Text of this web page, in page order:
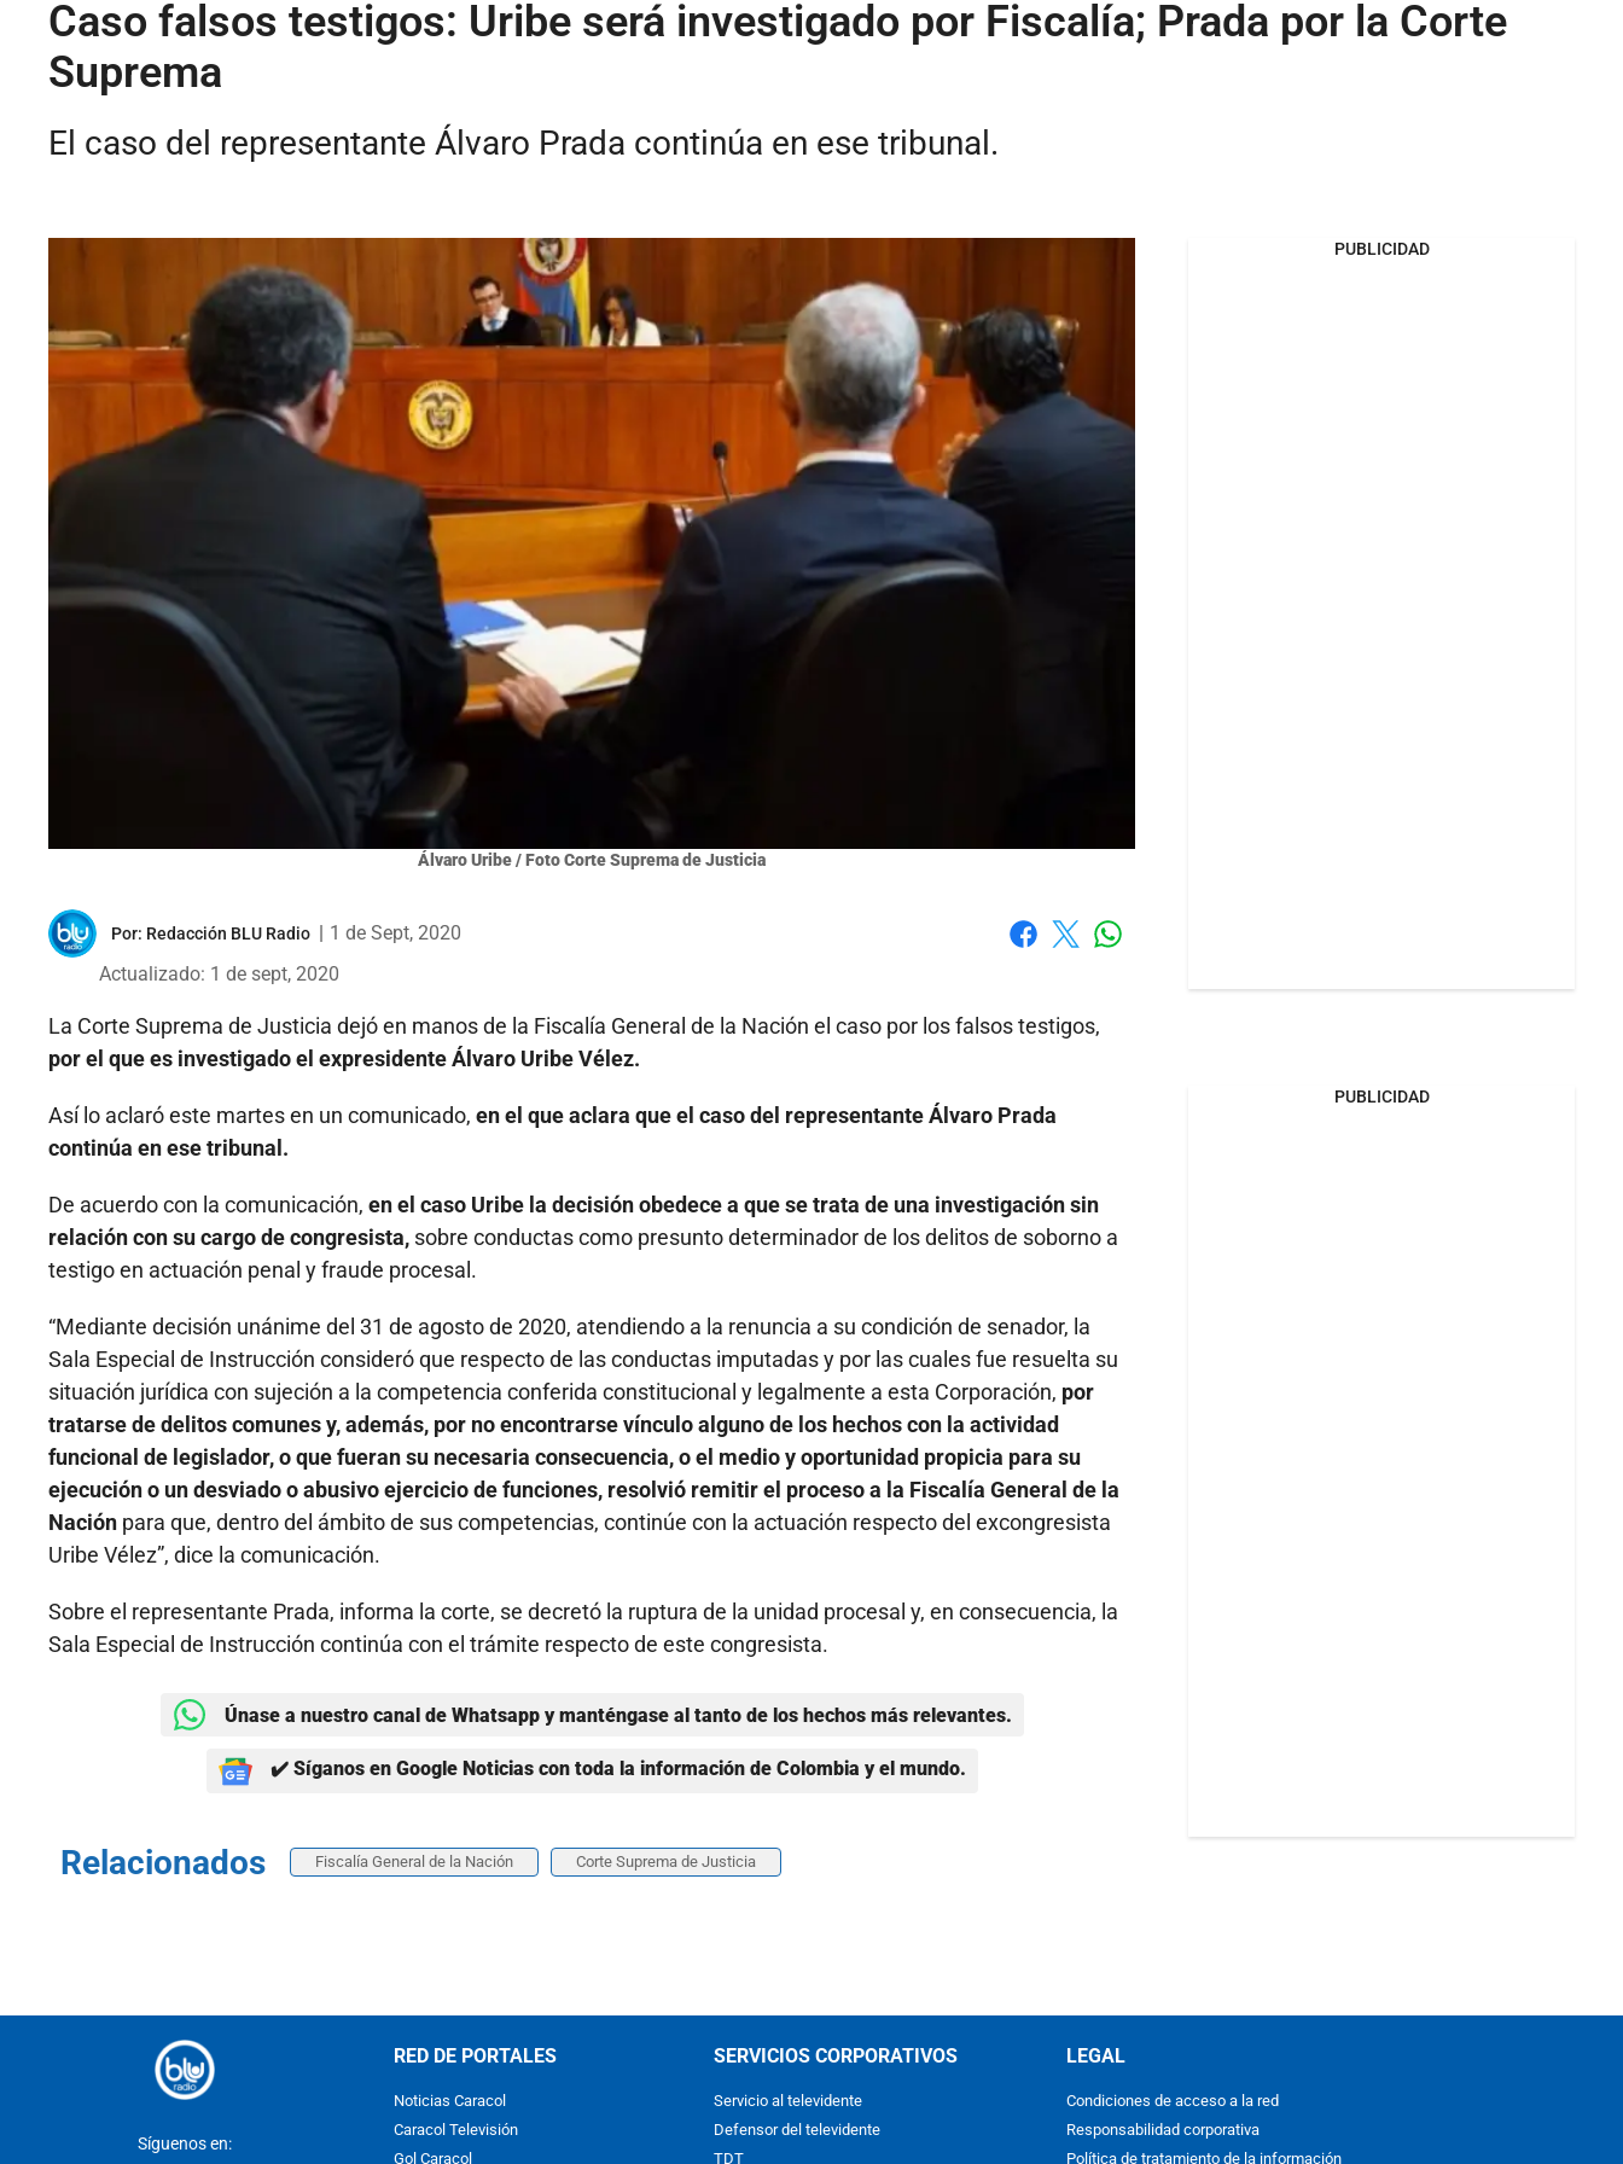
Caso falsos testigos: Uribe será investigado por Fiscalía; Prada por la Corte
Suprema
El caso del representante Álvaro Prada continúa en ese tribunal.
Álvaro Uribe / Foto Corte Suprema de Justicia
Por: Redacción BLU Radio
1 de Sept, 2020
Actualizado: 1 de sept, 2020
La Corte Suprema de Justicia dejó en manos de la Fiscalía General de la Nación el caso por los falsos testigos,
por el que es investigado el expresidente Álvaro Uribe Vélez.
Así lo aclaró este martes en un comunicado, en el que aclara que el caso del representante Álvaro Prada
continúa en ese tribunal.
De acuerdo con la comunicación, en el caso Uribe la decisión obedece a que se trata de una investigación sin
relación con su cargo de congresista, sobre conductas como presunto determinador de los delitos de soborno a
testigo en actuación penal y fraude procesal.
“Mediante decisión unánime del 31 de agosto de 2020, atendiendo a la renuncia a su condición de senador, la
Sala Especial de Instrucción consideró que respecto de las conductas imputadas y por las cuales fue resuelta su
situación jurídica con sujeción a la competencia conferida constitucional y legalmente a esta Corporación, por
tratarse de delitos comunes y, además, por no encontrarse vínculo alguno de los hechos con la actividad
funcional de legislador, o que fueran su necesaria consecuencia, o el medio y oportunidad propicia para su
ejecución o un desviado o abusivo ejercicio de funciones, resolvió remitir el proceso a la Fiscalía General de la
Nación para que, dentro del ámbito de sus competencias, continúe con la actuación respecto del excongresista
Uribe Vélez”, dice la comunicación.
Sobre el representante Prada, informa la corte, se decretó la ruptura de la unidad procesal y, en consecuencia, la
Sala Especial de Instrucción continúa con el trámite respecto de este congresista.
Únase a nuestro canal de Whatsapp y manténgase al tanto de los hechos más relevantes.
✔️ Síganos en Google Noticias con toda la información de Colombia y el mundo.
Relacionados Fiscalía General de la Nación Corte Suprema de Justicia
PUBLICIDAD
PUBLICIDAD
Síguenos en:
RED DE PORTALES
Noticias Caracol
Caracol Televisión
Gol Caracol
SERVICIOS CORPORATIVOS
Servicio al televidente
Defensor del televidente
TDT
LEGAL
Condiciones de acceso a la red
Responsabilidad corporativa
Política de tratamiento de la información